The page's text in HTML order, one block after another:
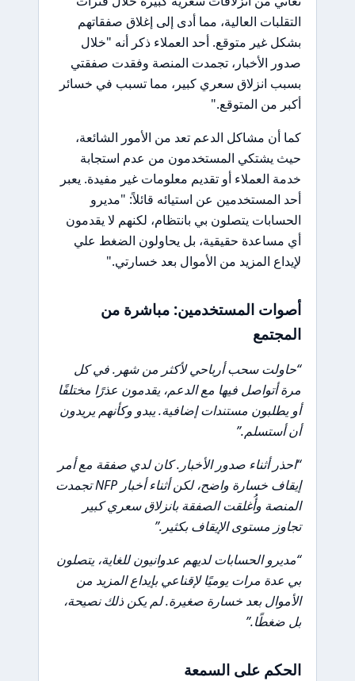
التقلبات العالية، مما أدى إلى إغلاق صفقاتهم
بشكل غير متوقع. أحد العملاء ذكر أنه "خلال
صدور الأخبار، تجمدت المنصة وفقدت صفقتي
بسبب انزلاق سعري كبير، مما تسبب في خسائر
أكبر من المتوقع."
كما أن مشاكل الدعم تعد من الأمور الشائعة،
حيث يشتكي المستخدمون من عدم استجابة
خدمة العملاء أو تقديم معلومات غير مفيدة. يعبر
أحد المستخدمين عن استيائه قائلاً: "مديرو
الحسابات يتصلون بي بانتظام، لكنهم لا يقدمون
أي مساعدة حقيقية، بل يحاولون الضغط علي
لإيداع المزيد من الأموال بعد خسارتي."
أصوات المستخدمين: مباشرة من
المجتمع
“حاولت سحب أرباحي لأكثر من شهر. في كل
مرة أتواصل فيها مع الدعم، يقدمون عذرًا مختلفًا
أو يطلبون مستندات إضافية. يبدو وكأنهم يريدون
أن أستسلم.”
“احذر أثناء صدور الأخبار. كان لدي صفقة مع أمر
إيقاف خسارة واضح، لكن أثناء أخبار NFP تجمدت
المنصة وأُغلقت الصفقة بانزلاق سعري كبير
تجاوز مستوى الإيقاف بكثير.”
“مديرو الحسابات لديهم عدوانيون للغاية، يتصلون
بي عدة مرات يوميًا لإقناعي بإيداع المزيد من
الأموال بعد خسارة صغيرة. لم يكن ذلك نصيحة،
بل ضغطًا.”
الحكم على السمعة